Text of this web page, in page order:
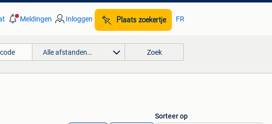
Meldingen Inloggen Plaats zoekertje FR
Alle afstanden… Zoek
Sorteer op